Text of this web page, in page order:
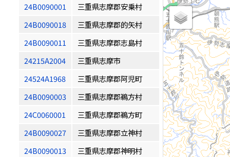
24B0090001
三重県志摩郡安乗村
24B0090018
三重県志摩郡的矢村
24B0090011
三重県志摩郡志島村
24215A2004
三重県志摩市
24524A1968
三重県志摩郡阿児町
24B0090003
三重県志摩郡鵜方村
24C0060001
三重県志摩郡鵜方町
24B0090027
三重県志摩郡立神村
24B0090013
三重県志摩郡神明村